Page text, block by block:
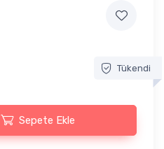
Tükendi
Sepete Ekle